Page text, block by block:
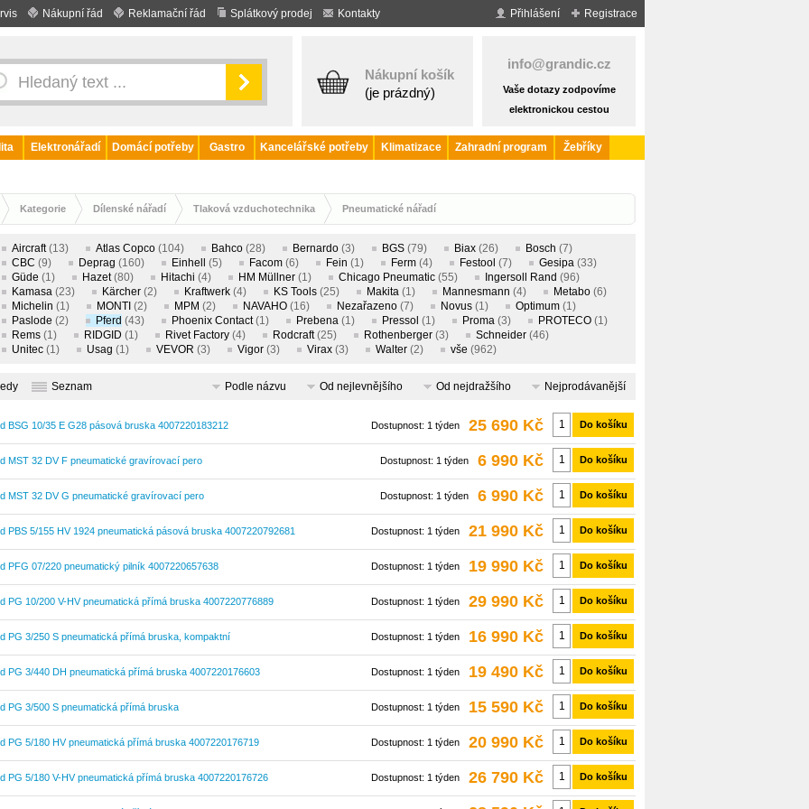
Nákupní řád Reklamační řád Splátkový prodej Kontakty Registrace
Přihlášení
Nákupní košík
(je prázdný)
info@grandic.cz
Vaše dotazy zodpovíme
elektronickou cestou
Elektronářadí Domácí potřeby Gastro Kancelářské potřeby Klimatizace Zahradní program
Žebříky
Kategorie Dílenské nářadí Tlaková vzduchotechnika Pneumatické nářadí
Aircraft (13) Atlas Copco (104) Bahco (28) Bernardo (3) BGS (79) Biax (26) Bosch (7)
CBC (9) Deprag (160) Einhell (5) Facom (6) Fein (1) Ferm (4) Festool (7) Gesipa (33)
Güde (1) Hazet (80) Hitachi (4) HM Müllner (1) Chicago Pneumatic (55) Ingersoll Rand (96)
Kamasa (23) Kärcher (2) Kraftwerk (4) KS Tools (25) Makita (1) Mannesmann (4) Metabo (6)
Michelin (1) MONTI (2) MPM (2) NAVAHO (16) Nezařazeno (7) Novus (1) Optimum (1)
Paslode (2) Pferd (43) Phoenix Contact (1) Prebena (1) Pressol (1) Proma (3) PROTECO (1)
Rems (1) RIDGID (1) Rivet Factory (4) Rodcraft (25) Rothenberger (3) Schneider (46)
Unitec (1) Usag (1) VEVOR (3) Vigor (3) Virax (3) Walter (2) vše (962)
Seznam Podle názvu Od nejlevnějšího Od nejdražšího Nejprodávanější
Do košíku
25 690 Kč
Dostupnost: 1 týden
BSG 10/35 E G28 pásová bruska 4007220183212
Do košíku
6 990 Kč
Dostupnost: 1 týden
MST 32 DV F pneumatické gravírovací pero
Do košíku
6 990 Kč
Dostupnost: 1 týden
MST 32 DV G pneumatické gravírovací pero
Do košíku
21 990 Kč
Dostupnost: 1 týden
PBS 5/155 HV 1924 pneumatická pásová bruska 4007220792681
Do košíku
19 990 Kč
Dostupnost: 1 týden
PFG 07/220 pneumatický pilník 4007220657638
Do košíku
29 990 Kč
Dostupnost: 1 týden
PG 10/200 V-HV pneumatická přímá bruska 4007220776889
Do košíku
16 990 Kč
Dostupnost: 1 týden
PG 3/250 S pneumatická přímá bruska, kompaktní
Do košíku
19 490 Kč
Dostupnost: 1 týden
PG 3/440 DH pneumatická přímá bruska 4007220176603
Do košíku
15 590 Kč
Dostupnost: 1 týden
PG 3/500 S pneumatická přímá bruska
Do košíku
20 990 Kč
Dostupnost: 1 týden
PG 5/180 HV pneumatická přímá bruska 4007220176719
Do košíku
26 790 Kč
Dostupnost: 1 týden
PG 5/180 V-HV pneumatická přímá bruska 4007220176726